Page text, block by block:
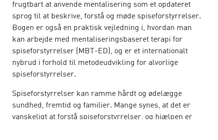
frugtbart at anvende mentalisering som et opdateret
sprog til at beskrive, forstå og møde spiseforstyrrelser.
Bogen er også en praktisk vejledning i, hvordan man
kan arbejde med mentaliseringsbaseret terapi for
spiseforstyrrelser (MBT-ED), og er et internationalt
nybrud i forhold til metodeudvikling for alvorlige
spiseforstyrrelser.
Spiseforstyrrelser kan ramme hårdt og ødelægge
sundhed, fremtid og familier. Mange synes, at det er
vanskeligt at forstå spiseforstyrrelser, og hjælpen er